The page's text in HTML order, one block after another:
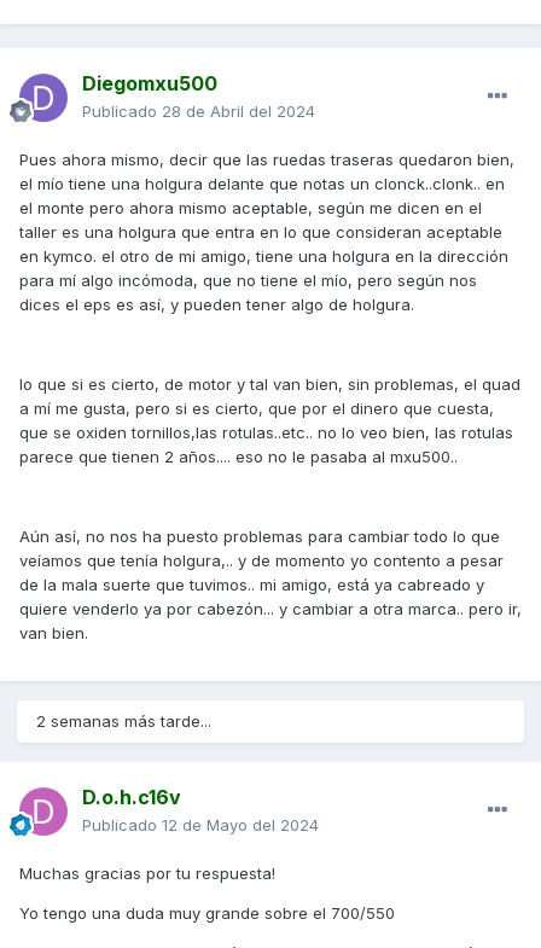
Diegomxu500
Publicado 28 de Abril del 2024
Pues ahora mismo, decir que las ruedas traseras quedaron bien,
el mío tiene una holgura delante que notas un clonck..clonk.. en
el monte pero ahora mismo aceptable, según me dicen en el
taller es una holgura que entra en lo que consideran aceptable
en kymco. el otro de mi amigo, tiene una holgura en la dirección
para mí algo incómoda, que no tiene el mío, pero según nos
dices el eps es así, y pueden tener algo de holgura.
lo que si es cierto, de motor y tal van bien, sin problemas, el quad
a mí me gusta, pero si es cierto, que por el dinero que cuesta,
que se oxiden tornillos,las rotulas..etc.. no lo veo bien, las rotulas
parece que tienen 2 años.... eso no le pasaba al mxu500..
Aún así, no nos ha puesto problemas para cambiar todo lo que
veíamos que tenía holgura,.. y de momento yo contento a pesar
de la mala suerte que tuvimos.. mi amigo, está ya cabreado y
quiere venderlo ya por cabezón... y cambiar a otra marca.. pero ir,
van bien.
2 semanas más tarde...
D.o.h.c16v
Publicado 12 de Mayo del 2024
Muchas gracias por tu respuesta!
Yo tengo una duda muy grande sobre el 700/550